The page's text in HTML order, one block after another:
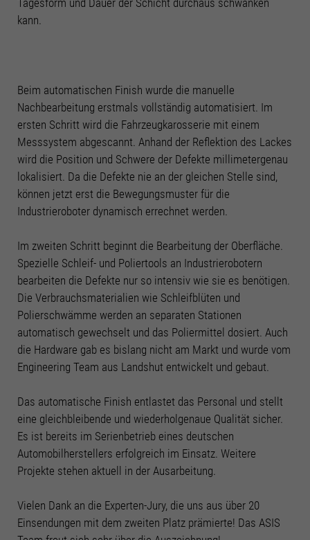
Tagesform und Dauer der Schicht durchaus schwanken
kann.
Beim automatischen Finish wurde die manuelle
Nachbearbeitung erstmals vollständig automatisiert. Im
ersten Schritt wird die Fahrzeugkarosserie mit einem
Messsystem abgescannt. Anhand der Reflektion des Lackes
wird die Position und Schwere der Defekte millimetergenau
lokalisiert. Da die Defekte nie an der gleichen Stelle sind,
können jetzt erst die Bewegungsmuster für die
Industrieroboter dynamisch errechnet werden.
Im zweiten Schritt beginnt die Bearbeitung der Oberfläche.
Spezielle Schleif- und Poliertools an Industrierobotern
bearbeiten die Defekte nur so intensiv wie sie es benötigen.
Die Verbrauchsmaterialien wie Schleifblüten und
Polierschwämme werden an separaten Stationen
automatisch gewechselt und das Poliermittel dosiert. Auch
die Hardware gab es bislang nicht am Markt und wurde vom
Engineering Team aus Landshut entwickelt und gebaut.
Das automatische Finish entlastet das Personal und stellt
eine gleichbleibende und wiederholgenaue Qualität sicher.
Es ist bereits im Serienbetrieb eines deutschen
Automobilherstellers erfolgreich im Einsatz. Weitere
Projekte stehen aktuell in der Ausarbeitung.
Vielen Dank an die Experten-Jury, die uns aus über 20
Einsendungen mit dem zweiten Platz prämierte! Das ASIS
Informationen anzeigen lassen und so nur bestimmte Cookies
auswählen.
Datenschutzeinstellungen
Essenziell (2)
Essenzielle Cookies ermöglichen grundlegende Funktionen und sind für die
einwandfreie Funktion der Website erforderlich.
Cookie-Informationen anzeigen
Statistiken (3)
Statistik Cookies erfassen Informationen anonym. Diese Informationen helfen
Cookie-Informationen anzeigen
Funktionale Cookies (2)
Mit Tools von externen Anbietern wie z.B. Youtube möchten wir unseren
Besuchern einen Mehrwert bieten.
Cookie-Informationen anzeigen
Marketing Cookies (4)
Websites hinweg verfolgen.
Cookie-Informationen anzeigen
Datenschutzerklärung